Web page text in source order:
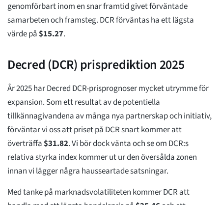
genomförbart inom en snar framtid givet förväntade
samarbeten och framsteg. DCR förväntas ha ett lägsta
värde på$15.27.
Decred (DCR) prisprediktion 2025
År 2025 har Decred DCR-prisprognoser mycket utrymme för
expansion. Som ett resultat av de potentiella
tillkännagivandena av många nya partnerskap och initiativ,
förväntar vi oss att priset på DCR snart kommer att
överträffa$31.82. Vi bör dock vänta och se om DCR:s
relativa styrka index kommer ut ur den översålda zonen
innan vi lägger några hausseartade satsningar.
Med tanke på marknadsvolatiliteten kommer DCR att